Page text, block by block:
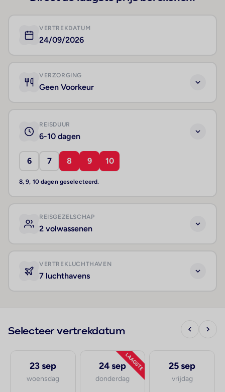
VERTREKDATUM
24/09/2026
VERZORGING
Geen Voorkeur
REISDUUR
6-10 dagen
6 7 8 9 10
8, 9, 10 dagen geselecteerd.
REISGEZELSCHAP
2 volwassenen
VERTREKLUCHTHAVEN
7 luchthavens
Selecteer vertrekdatum
23 sep
woensdag
LAAGSTE
24 sep
donderdag
25 sep
vrijdag